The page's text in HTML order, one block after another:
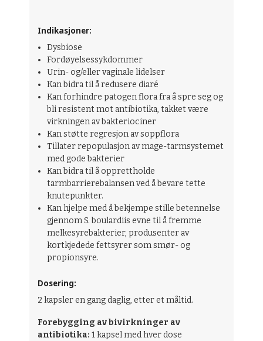
Indikasjoner:
Dysbiose
Fordøyelsessykdommer
Urin- og/eller vaginale lidelser
Kan bidra til å redusere diaré
Kan forhindre patogen flora fra å spre seg og
bli resistent mot antibiotika, takket være
virkningen av bakteriociner
Kan støtte regresjon av soppflora
Tillater repopulasjon av mage-tarmsystemet
med gode bakterier
Kan bidra til å opprettholde
tarmbarrierebalansen ved å bevare tette
knutepunkter.
Kan hjelpe med å bekjempe stille betennelse
gjennom S. boulardiis evne til å fremme
melkesyrebakterier, produsenter av
kortkjedede fettsyrer som smør- og
propionsyre.
Dosering:
2 kapsler en gang daglig, etter et måltid.
Forebygging av bivirkninger av
antibiotika: 1 kapsel med hver dose